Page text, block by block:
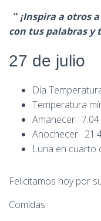
“ ¡Inspira a otros
con tus palabras y
27 de julio
Día
Temperatura
Amanecer. 7.04
Anochecer.
Luna en cuarto
Felicitamos hoy por
Comidas: